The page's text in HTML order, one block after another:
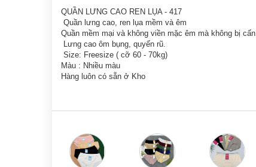
QUẦN LƯNG CAO REN LỤA - 417
Quần lưng cao, ren lụa mềm và êm
Quần mềm mại và không viền mặc êm mà không bị cấn
Lưng cao ôm bụng, quyến rũ.
Size: Freesize ( cỡ 60 - 70kg)
Màu : Nhiều màu
Hàng luôn có sẵn ở Kho